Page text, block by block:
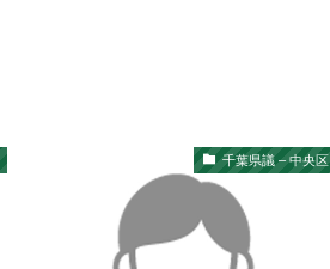
千葉県議 – 中央区